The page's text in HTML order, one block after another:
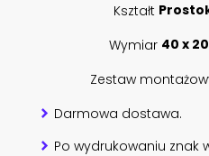
Kształt
Wymiar 40 x
Zestaw
Darmowa dostawa.
Po wydrukowaniu znak